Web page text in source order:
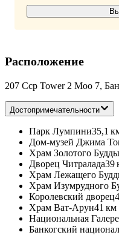
Расположение
207 Ccp Tower 2 Moo 7,
Достопримечательности
Парк Лумпини35,1
Дом-музей Джима
Храм Золотого Будды
Дворец Читралада39
Храм Лежащего
Храм Изумрудного
Королевский дворец
Храм Ват-Арун41 км
Национальная
Банкогский